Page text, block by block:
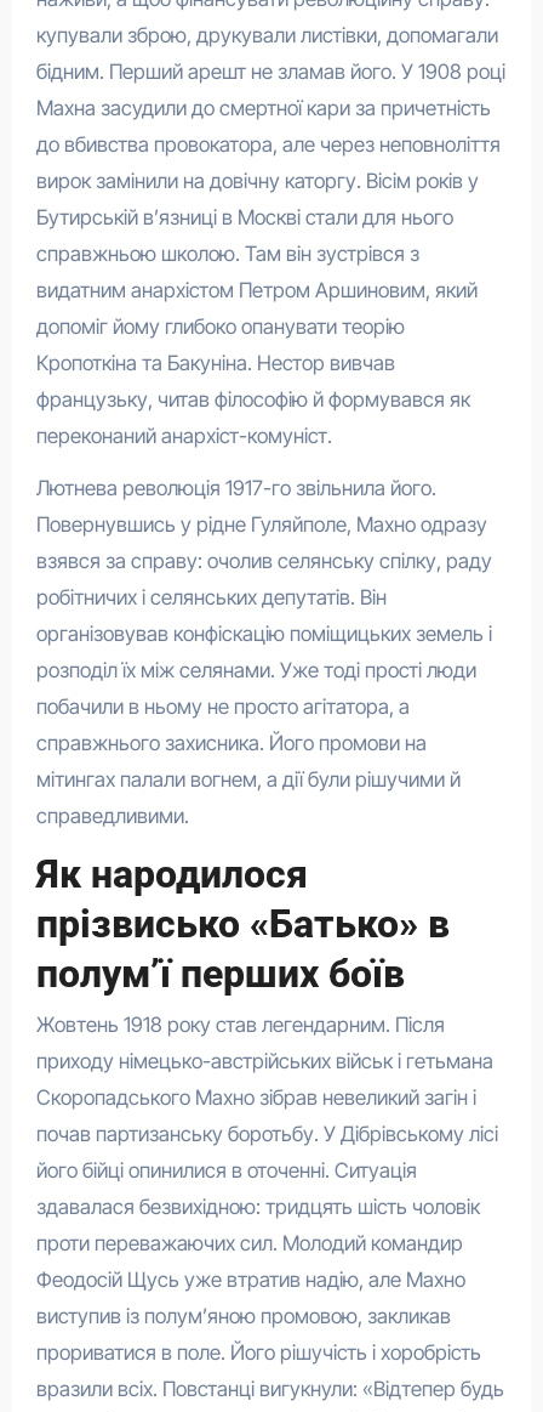
купували зброю, друкували листівки, допомагали
бідним. Перший арешт не зламав його. У 1908 році
Махна засудили до смертної кари за причетність
до вбивства провокатора, але через неповноліття
вирок замінили на довічну каторгу. Вісім років у
Бутирській в’язниці в Москві стали для нього
справжньою школою. Там він зустрівся з
видатним анархістом Петром Аршиновим, який
допоміг йому глибоко опанувати теорію
Кропоткіна та Бакуніна. Нестор вивчав
французьку, читав філософію й формувався як
переконаний анархіст-комуніст.
Лютнева революція 1917-го звільнила його.
Повернувшись у рідне Гуляйполе, Махно одразу
взявся за справу: очолив селянську спілку, раду
робітничих і селянських депутатів. Він
організовував конфіскацію поміщицьких земель і
розподіл їх між селянами. Уже тоді прості люди
побачили в ньому не просто агітатора, а
справжнього захисника. Його промови на
мітингах палали вогнем, а дії були рішучими й
справедливими.
Як народилося
прізвисько «Батько» в
полум’ї перших боїв
Жовтень 1918 року став легендарним. Після
приходу німецько-австрійських військ і гетьмана
Скоропадського Махно зібрав невеликий загін і
почав партизанську боротьбу. У Дібрівському лісі
його бійці опинилися в оточенні. Ситуація
здавалася безвихідною: тридцять шість чоловік
проти переважаючих сил. Молодий командир
Феодосій Щусь уже втратив надію, але Махно
виступив із полум’яною промовою, закликав
прориватися в поле. Його рішучість і хоробрість
вразили всіх. Повстанці вигукнули: «Відтепер будь